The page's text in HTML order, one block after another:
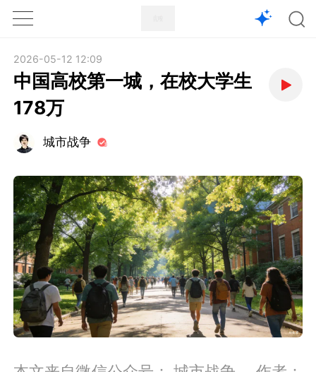
1X
2026-05-12 12:09
中国高校第一城，在校大学生
178万
城市战争